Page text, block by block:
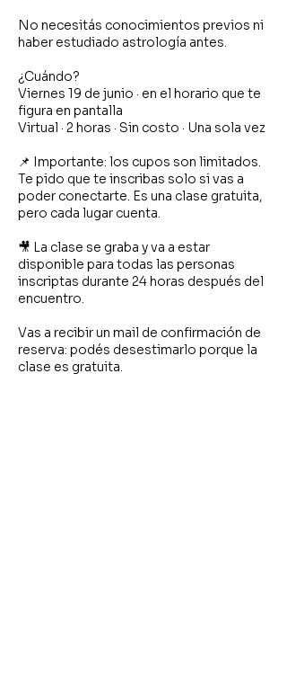
No necesitás conocimientos previos ni
haber estudiado astrología antes.
¿Cuándo?
Viernes 19 de junio · en el horario que te
figura en pantalla
Virtual · 2 horas · Sin costo · Una sola vez
📌 Importante: los cupos son limitados.
Te pido que te inscribas solo si vas a
poder conectarte. Es una clase gratuita,
pero cada lugar cuenta.
🎥 La clase se graba y va a estar
disponible para todas las personas
inscriptas durante 24 horas después del
encuentro.
Vas a recibir un mail de confirmación de
reserva: podés desestimarlo porque la
clase es gratuita.